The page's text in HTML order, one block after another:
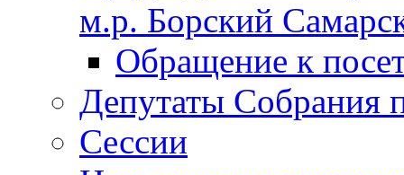
м.р. Борский
Обращение к
Депутаты Собрания
Сессии